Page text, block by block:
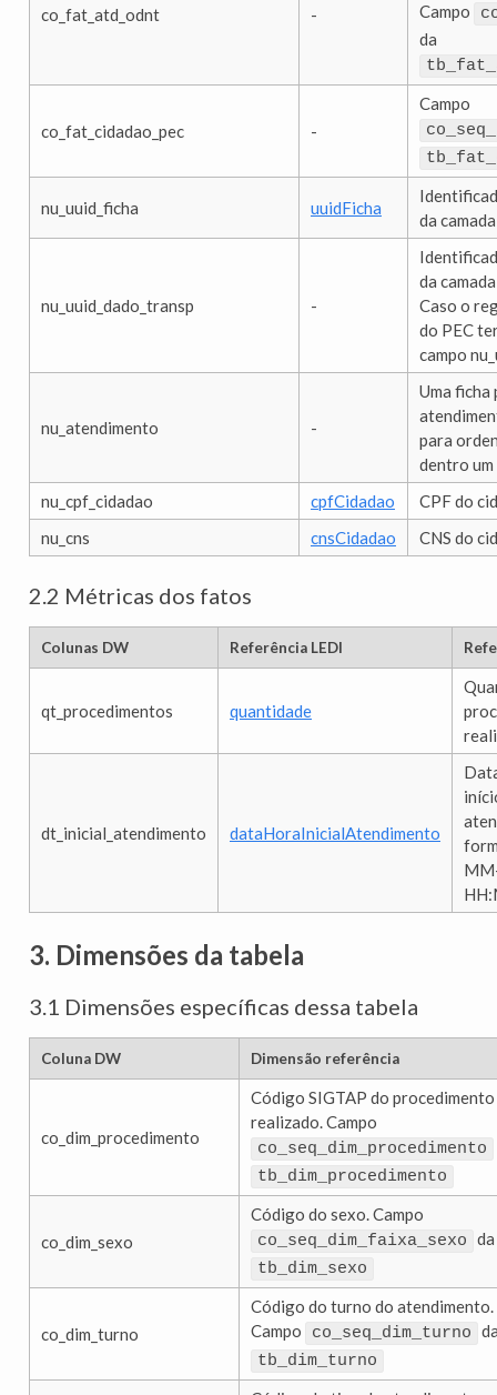
co_fat_atd_odnt -
Campo
da
co_fat_cidadao_pec -
Campo
nu_uuid_ficha uuidFicha
da
nu_uuid_dado_transp -
da
Caso o
do PEC
campo
nu_atendimento -
Uma ficha
para
dentro um
nu_cpf_cidadao
cpfCidadao
CPF do
nu_cns
cnsCidadao CNS do
2.2 Métricas dos fatos
Colunas DW Referência LEDI
qt_procedimentos quantidade
dt_inicial_atendimento dataHoraInicialAtendimento
3. Dimensões da tabela
3.1 Dimensões específicas dessa tabela
Coluna DW Dimensão referência
co_dim_procedimento
Código SIGTAP do procedimento
realizado. Campo
co_seq_dim_procedimento
tb_dim_procedimento
co_dim_sexo
Código do sexo. Campo
co_seq_dim_faixa_sexo da
tb_dim_sexo
co_dim_turno
Código do turno do atendimento.
Campo
co_seq_dim_turno
tb_dim_turno